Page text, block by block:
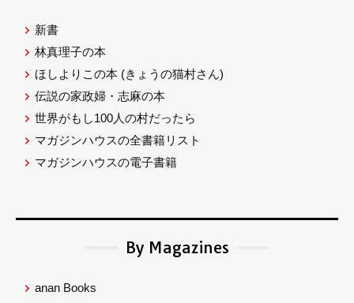
新書
林真理子の本
ほしよりこの本 (きょうの猫村さん)
伝説の家政婦・志麻の本
世界がもし100人の村だったら
マガジンハウスの全書籍リスト
マガジンハウスの電子書籍
By Magazines
anan Books